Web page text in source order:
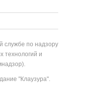
службе по надзору
технологий и
"Клаузура".